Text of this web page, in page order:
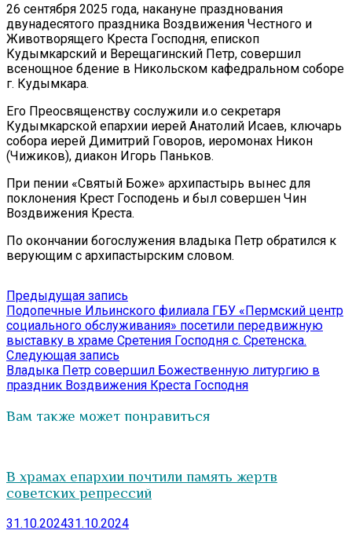
26 сентября 2025 года, накануне празднования
двунадесятого праздника Воздвижения Честного и
Животворящего Креста Господня, епископ
Кудымкарский и Верещагинский Петр, совершил
всенощное бдение в Никольском кафедральном соборе
г. Кудымкара.
Его Преосвященству сослужили и.о секретаря
Кудымкарской епархии иерей Анатолий Исаев, ключарь
собора иерей Димитрий Говоров, иеромонах Никон
(Чижиков), диакон Игорь Паньков.
При пении «Святый Боже» архипастырь вынес для
поклонения Крест Господень и был совершен Чин
Воздвижения Креста.
По окончании богослужения владыка Петр обратился к
верующим с архипастырским словом.
Навигация
по
записям
Предыдущая запись
запись:
Подопечные Ильинского филиала ГБУ «Пермский центр
социального обслуживания» посетили передвижную
выставку в храме Сретения Господня с. Сретенска.
Следующая запись
запись:
Владыка Петр совершил Божественную литургию в
праздник Воздвижения Креста Господня
Вам также может понравиться
В храмах епархии почтили память жертв
советских репрессий
31.10.202431.10.2024